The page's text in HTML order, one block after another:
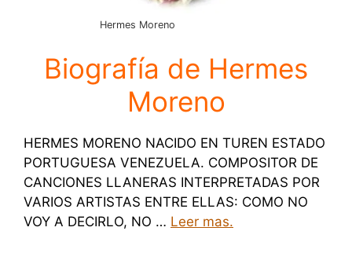
Hermes Moreno
Biografía de Hermes
Moreno
HERMES MORENO NACIDO EN TUREN ESTADO
PORTUGUESA VENEZUELA. COMPOSITOR DE
CANCIONES LLANERAS INTERPRETADAS POR
VARIOS ARTISTAS ENTRE ELLAS: COMO NO
VOY A DECIRLO, NO … Leer mas.